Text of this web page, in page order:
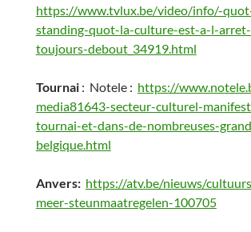
https://www.tvlux.be/video/info/-
standing-quot-la-culture-est-a-l-
toujours-debout_34919.html
Tournai: Notele : https://
media81643-secteur-culturel-
tournai-et-dans-de-nombreuses-
belgique.html
Anvers: https://atv.be/nieuws/
meer-steunmaatregelen-100705